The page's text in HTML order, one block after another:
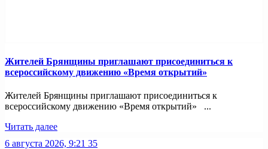
Жителей Брянщины приглашают присоединиться к
всероссийскому движению «Время открытий»
Жителей Брянщины приглашают присоединиться к
всероссийскому движению «Время открытий» ...
Читать далее
6 августа 2026, 9:21 35